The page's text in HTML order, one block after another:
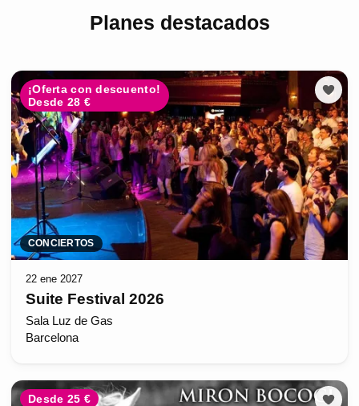
Planes destacados
¡Oferta con descuento!
Desde 28 €
CONCIERTOS
22 ene 2027
Suite Festival 2026
Sala Luz de Gas
Barcelona
Desde 25 €